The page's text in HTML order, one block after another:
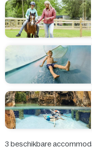
3 beschikbare